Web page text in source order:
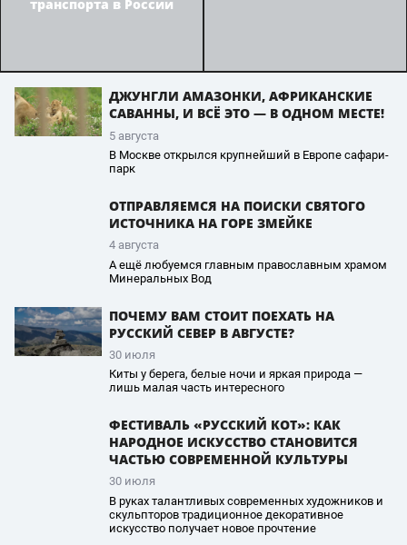
транспорта в России
ДЖУНГЛИ АМАЗОНКИ, АФРИКАНСКИЕ
САВАННЫ, И ВСЁ ЭТО — В ОДНОМ МЕСТЕ!
5 августа
В Москве открылся крупнейший в Европе сафари-
парк
ОТПРАВЛЯЕМСЯ НА ПОИСКИ СВЯТОГО
ИСТОЧНИКА НА ГОРЕ ЗМЕЙКЕ
4 августа
А ещё любуемся главным православным храмом
Минеральных Вод
ПОЧЕМУ ВАМ СТОИТ ПОЕХАТЬ НА
РУССКИЙ СЕВЕР В АВГУСТЕ?
30 июля
Киты у берега, белые ночи и яркая природа —
лишь малая часть интересного
ФЕСТИВАЛЬ «РУССКИЙ КОТ»: КАК
НАРОДНОЕ ИСКУССТВО СТАНОВИТСЯ
ЧАСТЬЮ СОВРЕМЕННОЙ КУЛЬТУРЫ
30 июля
В руках талантливых современных художников и
скульпторов традиционное декоративное
искусство получает новое прочтение